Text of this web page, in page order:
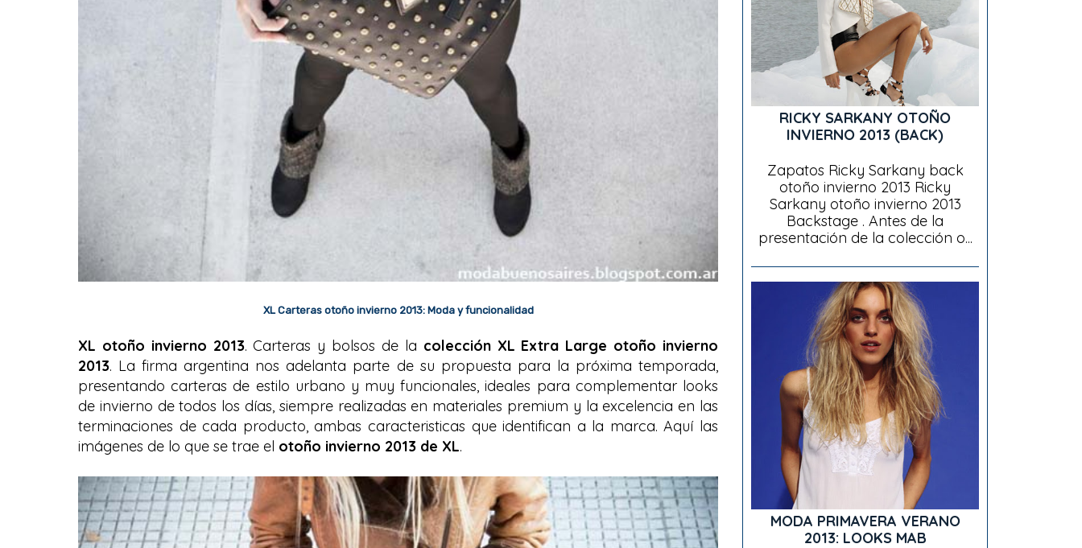
XL Carteras otoño invierno 2013: Moda y funcionalidad
XL otoño invierno 2013. Carteras y bolsos de la colección XL Extra Large otoño invierno
2013. La firma argentina nos adelanta parte de su propuesta para la próxima temporada,
presentando carteras de estilo urbano y muy funcionales, ideales para complementar looks
de invierno de todos los días, siempre realizadas en materiales premium y la excelencia en las
terminaciones de cada producto, ambas caracteristicas que identifican a la marca. Aquí las
imágenes de lo que se trae el otoño invierno 2013 de XL.
RICKY SARKANY OTOÑO
INVIERNO 2013 (BACK)
Zapatos Ricky Sarkany back
otoño invierno 2013 Ricky
Sarkany otoño invierno 2013
Backstage . Antes de la
presentación de la colección o...
MODA PRIMAVERA VERANO
2013: LOOKS MAB